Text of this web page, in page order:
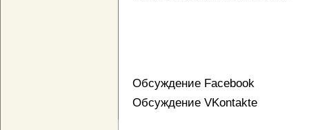
Обсуждение Facebook
Обсуждение VKontakte